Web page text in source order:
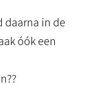
daarna in de
óók een